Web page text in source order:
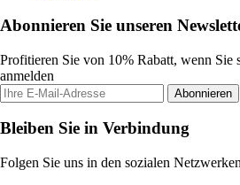
Abonnieren Sie unseren
Profitieren Sie von 10% Rabatt, wenn Sie
anmelden
Abonnieren
Bleiben Sie in Verbindung
Folgen Sie uns in den sozialen Netzwerken